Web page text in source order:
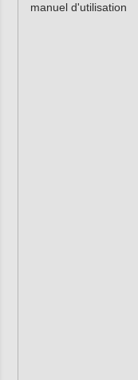
manuel d'utilisation